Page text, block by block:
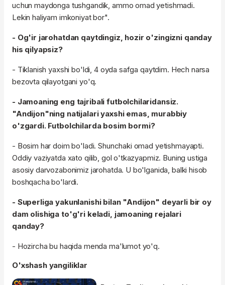
uchun maydonga tushgandik, ammo omad yetishmadi.
Lekin haliyam imkoniyat bor".
- Og'ir jarohatdan qaytdingiz, hozir o'zingizni qanday
his qilyapsiz?
- Tiklanish yaxshi bo'ldi, 4 oyda safga qaytdim. Hech narsa
bezovta qilayotgani yo'q.
- Jamoaning eng tajribali futbolchilaridansiz.
"Andijon"ning natijalari yaxshi emas, murabbiy
o'zgardi. Futbolchilarda bosim bormi?
- Bosim har doim bo'ladi. Shunchaki omad yetishmayapti.
Oddiy vaziyatda xato qilib, gol o'tkazyapmiz. Buning ustiga
asosiy darvozabonimiz jarohatda. U bo'lganida, balki hisob
boshqacha bo'lardi.
- Superliga yakunlanishi bilan "Andijon" deyarli bir oy
dam olishiga to'g'ri keladi, jamoaning rejalari
qanday?
- Hozircha bu haqida menda ma'lumot yo'q.
O'xshash yangiliklar